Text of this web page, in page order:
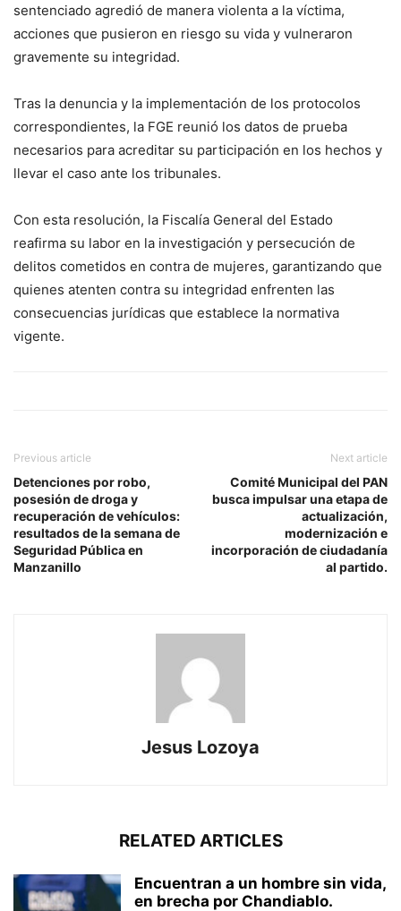
sentenciado agredió de manera violenta a la víctima,
acciones que pusieron en riesgo su vida y vulneraron
gravemente su integridad.
Tras la denuncia y la implementación de los protocolos
correspondientes, la FGE reunió los datos de prueba
necesarios para acreditar su participación en los hechos y
llevar el caso ante los tribunales.
Con esta resolución, la Fiscalía General del Estado
reafirma su labor en la investigación y persecución de
delitos cometidos en contra de mujeres, garantizando que
quienes atenten contra su integridad enfrenten las
consecuencias jurídicas que establece la normativa
vigente.
Previous article
Detenciones por robo,
posesión de droga y
recuperación de vehículos:
resultados de la semana de
Seguridad Pública en
Manzanillo
Next article
Comité Municipal del PAN
busca impulsar una etapa de
actualización,
modernización e
incorporación de ciudadanía
al partido.
Jesus Lozoya
RELATED ARTICLES
Encuentran a un hombre sin vida,
en brecha por Chandiablo.